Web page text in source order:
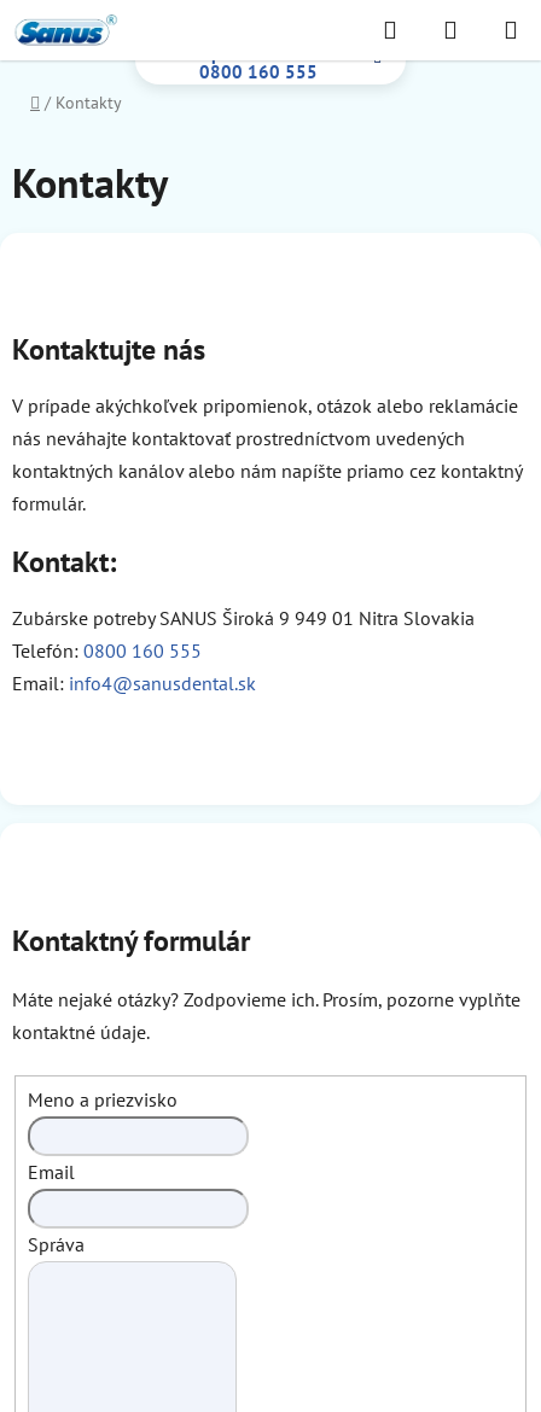
na
obsah
0800 160 555
Hľadať
KOŠÍK
Domov
/ Kontakty
Kontakty
Kontaktujte nás
V prípade akýchkoľvek pripomienok, otázok alebo reklamácie
nás neváhajte kontaktovať prostredníctvom uvedených
kontaktných kanálov alebo nám napíšte priamo cez kontaktný
formulár.
Kontakt:
Zubárske potreby SANUS Široká 9 949 01 Nitra Slovakia
Telefón: 0800 160 555
Email: info4@sanusdental.sk
Kontaktný formulár
Máte nejaké otázky? Zodpovieme ich. Prosím, pozorne vyplňte
kontaktné údaje.
Meno a priezvisko
Email
Správa